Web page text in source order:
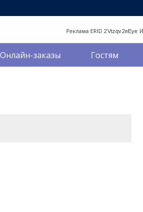
Реклама ERID2Vtzqv2eEye
Онлайн-заказы Гостям